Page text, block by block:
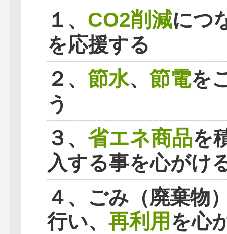
１、 CO2削減につ
を応援する
２、 節水、 節電を
う
３、 省エネ商品を
入する事を心がけ
４、ごみ（廃棄物
行い、 再利用を心